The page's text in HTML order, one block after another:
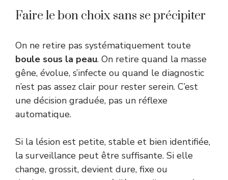
Faire le bon choix sans se précipiter
On ne retire pas systématiquement toute
boule sous la peau. On retire quand la masse
gêne, évolue, s’infecte ou quand le diagnostic
n’est pas assez clair pour rester serein. C’est
une décision graduée, pas un réflexe
automatique.
Si la lésion est petite, stable et bien identifiée,
la surveillance peut être suffisante. Si elle
change, grossit, devient dure, fixe ou